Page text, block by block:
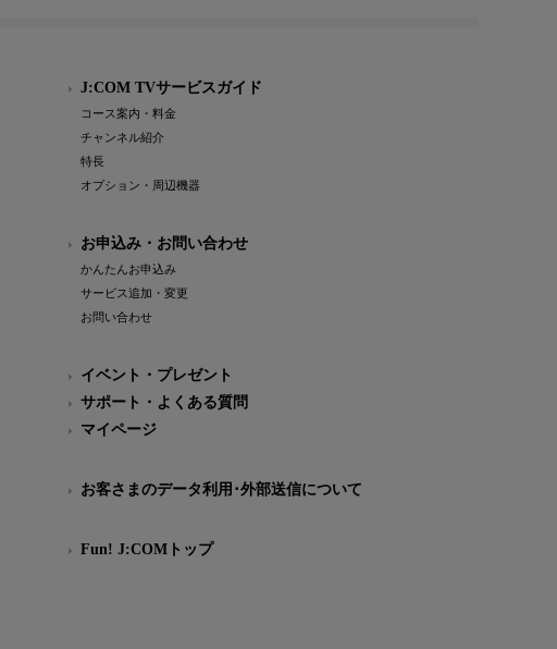
J:COM TVサービスガイド
コース案内・料金
チャンネル紹介
特長
オプション・周辺機器
お申込み・お問い合わせ
かんたんお申込み
サービス追加・変更
お問い合わせ
イベント・プレゼント
サポート・よくある質問
マイページ
お客さまのデータ利用･外部送信について
Fun! J:COMトップ